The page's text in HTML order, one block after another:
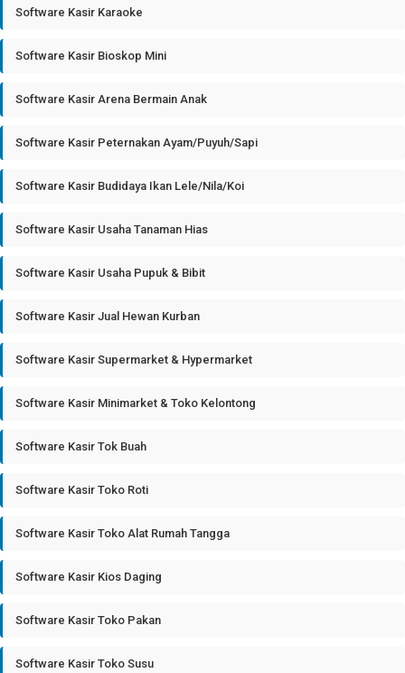
Software Kasir Karaoke
Software Kasir Bioskop Mini
Software Kasir Arena Bermain Anak
Software Kasir Peternakan Ayam/Puyuh/Sapi
Software Kasir Budidaya Ikan Lele/Nila/Koi
Software Kasir Usaha Tanaman Hias
Software Kasir Usaha Pupuk & Bibit
Software Kasir Jual Hewan Kurban
Software Kasir Supermarket & Hypermarket
Software Kasir Minimarket & Toko Kelontong
Software Kasir Tok Buah
Software Kasir Toko Roti
Software Kasir Toko Alat Rumah Tangga
Software Kasir Kios Daging
Software Kasir Toko Pakan
Software Kasir Toko Susu